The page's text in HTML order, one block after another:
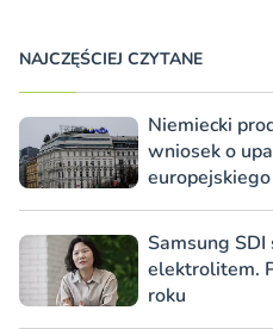
NAJCZĘŚCIEJ CZYTANE
Niemiecki
wniosek o
Samsung
elektrolitem.
roku